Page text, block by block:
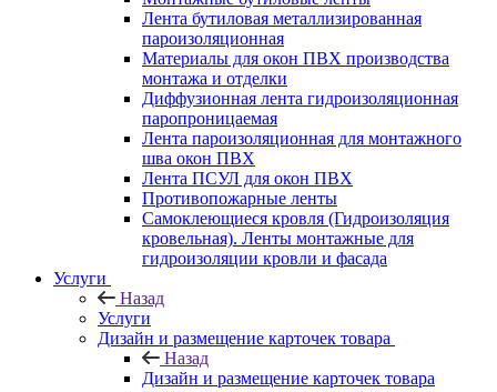
Лента бутиловая металлизированная
пароизоляционная
Материалы для окон ПВХ производства
монтажа и отделки
Диффузионная лента гидроизоляционная
паропроницаемая
Лента пароизоляционная для монтажного
шва окон ПВХ
Лента ПСУЛ для окон ПВХ
Противопожарные ленты
Самоклеющиеся кровля (Гидроизоляция
кровельная). Ленты монтажные для
гидроизоляции кровли и фасада
Услуги
Назад
Услуги
Дизайн и размещение карточек товара
Назад
Дизайн и размещение карточек товара